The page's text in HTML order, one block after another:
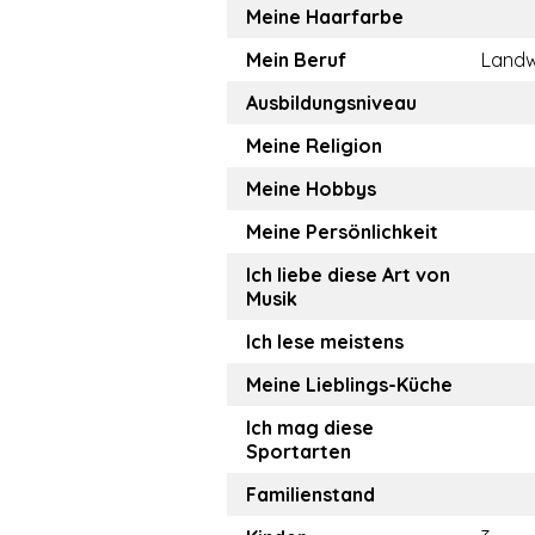
Meine Haarfarbe
Mein Beruf
Ausbildungsniveau
Meine Religion
Meine Hobbys
Meine Persönlichkeit
Ich liebe diese Art von
Musik
Ich lese meistens
Meine Lieblings-Küche
Ich mag diese
Sportarten
Familienstand